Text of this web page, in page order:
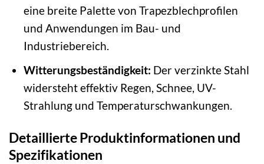
eine breite Palette von Trapezblechprofilen
und Anwendungen im Bau- und
Industriebereich.
Witterungsbeständigkeit: Der verzinkte Stahl
widersteht effektiv Regen, Schnee, UV-
Strahlung und Temperaturschwankungen.
Detaillierte Produktinformationen und
Spezifikationen